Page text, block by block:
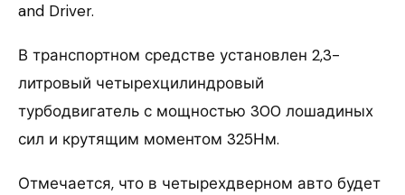
and Driver.
В транспортном средстве установлен 2,3-
литровый четырехцилиндровый
турбодвигатель с мощностью 300 лошадиных
сил и крутящим моментом 325Нм.
Отмечается, что в четырехдверном авто будет